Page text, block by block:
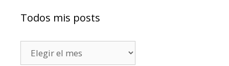
Todos mis posts
mis